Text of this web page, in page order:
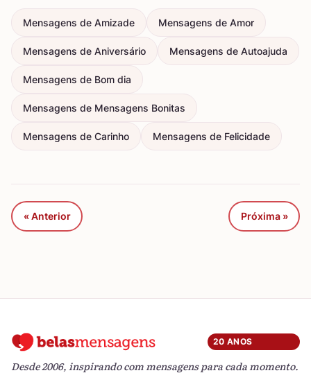
Mensagens de Amizade Mensagens de Amor
Mensagens de Aniversário Mensagens de Autoajuda
Mensagens de Bom dia
Mensagens de Mensagens Bonitas
Mensagens de Carinho Mensagens de Felicidade
« Anterior Próxima »
20 ANOS
Desde 2006, inspirando com mensagens para cada momento.